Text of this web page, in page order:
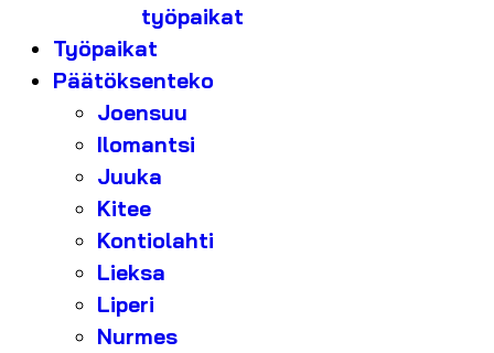
työpaikat
Työpaikat
Päätöksenteko
Joensuu
Ilomantsi
Juuka
Kitee
Kontiolahti
Lieksa
Liperi
Nurmes